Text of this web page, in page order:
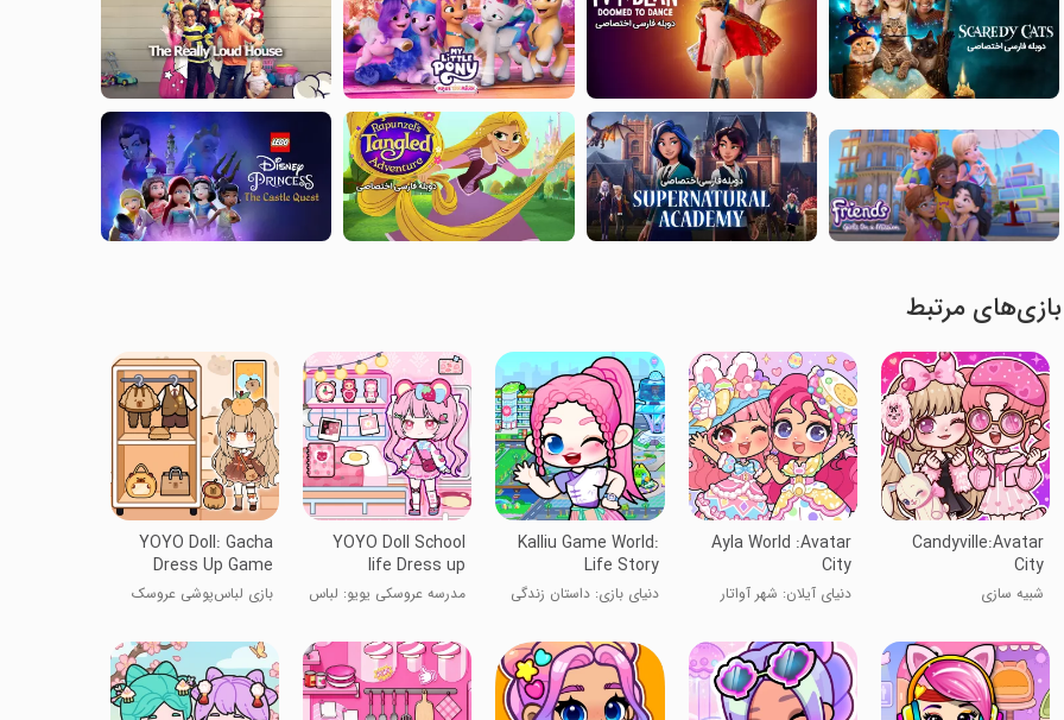
بازی‌های مرتبط
Candyville:Avatar
City
شبیه سازی
Ayla World :Avatar
City
دنیای آیلان: شهر آواتار
Kalliu Game World:
Life Story
دنیای بازی: داستان زندگی
YOYO Doll School
life Dress up
مدرسه عروسکی یویو: لباس
YOYO Doll: Gacha
Dress Up Game
بازی لباس‌پوشی عروسک